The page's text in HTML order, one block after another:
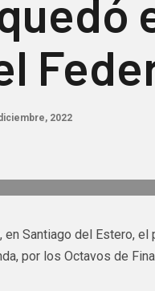
2022
Santiago del Estero,
por los Octavos de